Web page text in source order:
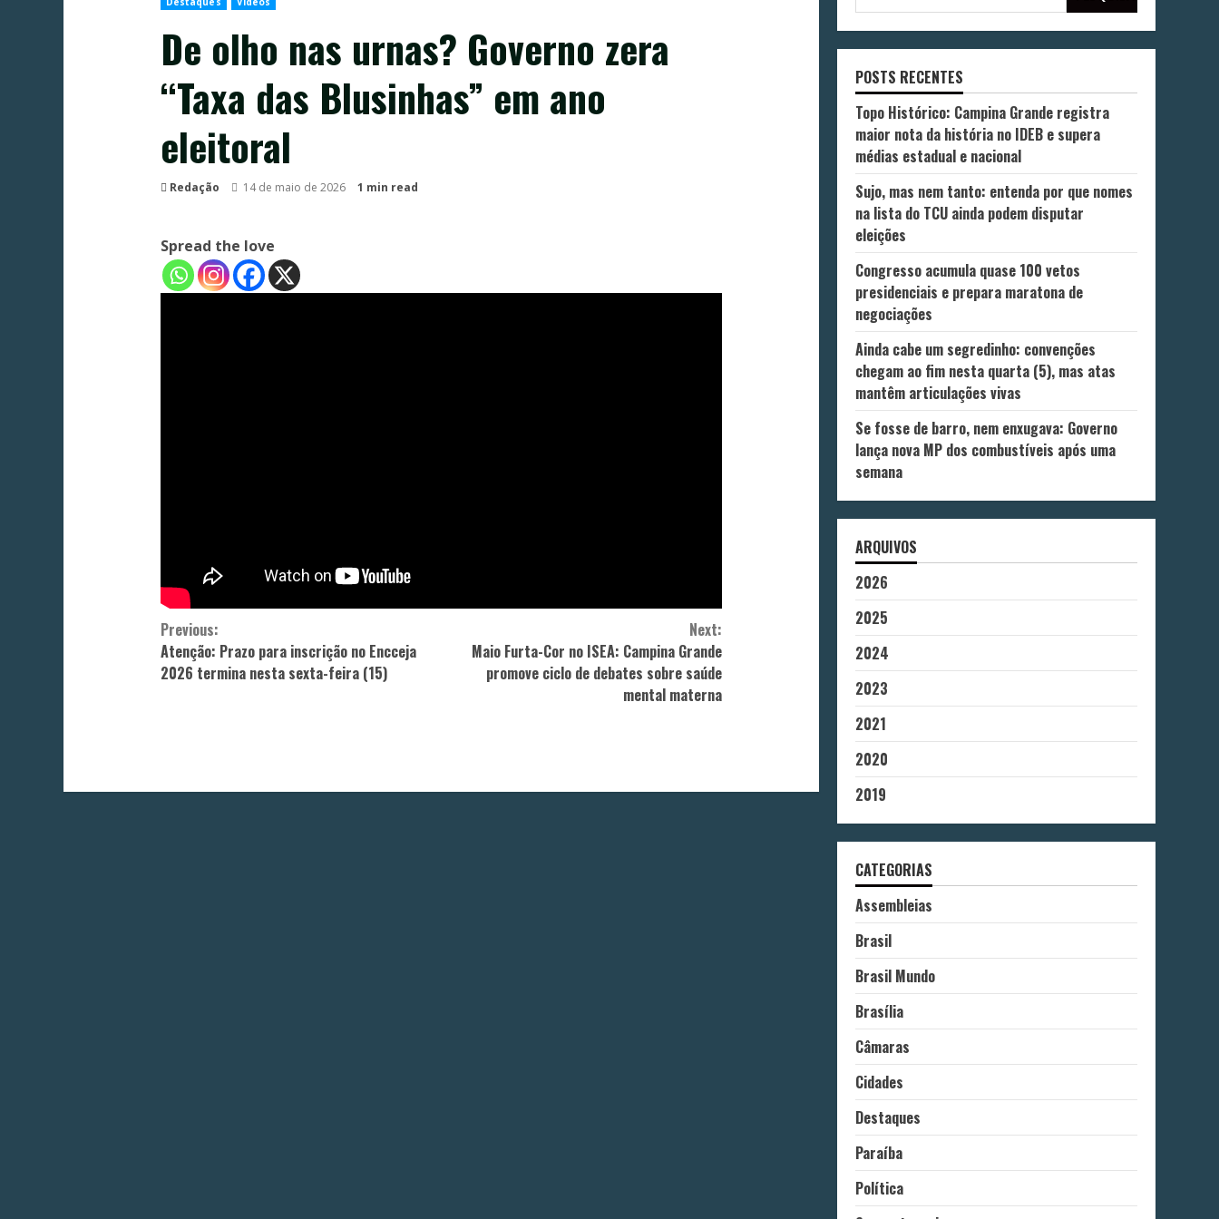
De olho nas urnas? Governo zera
“Taxa das Blusinhas” em ano
eleitoral
Redação 14 de maio de 2026 1 min read
Spread the love
Continue
Reading
Previous:
Atenção: Prazo para inscrição no Encceja
2026 termina nesta sexta-feira (15)
Next:
Maio Furta-Cor no ISEA: Campina Grande
promove ciclo de debates sobre saúde
mental materna
POSTS RECENTES
Topo Histórico: Campina Grande registra
maior nota da história no IDEB e supera
médias estadual e nacional
Sujo, mas nem tanto: entenda por que nomes
na lista do TCU ainda podem disputar
eleições
Congresso acumula quase 100 vetos
presidenciais e prepara maratona de
negociações
Ainda cabe um segredinho: convenções
chegam ao fim nesta quarta (5), mas atas
mantêm articulações vivas
Se fosse de barro, nem enxugava: Governo
lança nova MP dos combustíveis após uma
semana
ARQUIVOS
2026
2025
2024
2023
2021
2020
2019
CATEGORIAS
Assembleias
Brasil
Brasil Mundo
Brasília
Câmaras
Cidades
Destaques
Paraíba
Política